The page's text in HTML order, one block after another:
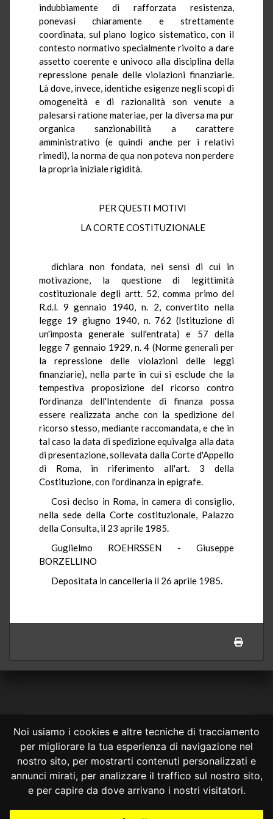
Noi usiamo i cookies e altre tecniche di tracciamento
per migliorare la tua esperienza di navigazione nel
nostro sito, per mostrarti contenuti personalizzati e
annunci mirati, per analizzare il traffico sul nostro sito,
e per capire da dove arrivano i nostri visitatori.
indubbiamente di rafforzata resistenza,
ponevasi chiaramente e strettamente
coordinata, sul piano logico sistematico, con il
contesto normativo specialmente rivolto a dare
assetto coerente e univoco alla disciplina della
repressione penale delle violazioni finanziarie.
Là dove, invece, identiche esigenze negli scopi di
omogeneità e di razionalità son venute a
palesarsi ratione materiae, per la diversa ma pur
organica sanzionabilità a carattere
amministrativo (e quindi anche per i relativi
rimedi), la norma de qua non poteva non perdere
la propria iniziale rigidità.
PER QUESTI MOTIVI
LA CORTE COSTITUZIONALE
dichiara non fondata, nei sensi di cui in
motivazione, la questione di legittimità
costituzionale degli artt. 52, comma primo del
R.d.l. 9 gennaio 1940, n. 2, convertito nella
legge 19 giugno 1940, n. 762 (Istituzione di
un'imposta generale sull'entrata) e 57 della
legge 7 gennaio 1929, n. 4 (Norme generali per
la repressione delle violazioni delle leggi
finanziarie), nella parte in cui si esclude che la
tempestiva proposizione del ricorso contro
l'ordinanza dell'Intendente di finanza possa
essere realizzata anche con la spedizione del
ricorso stesso, mediante raccomandata, e che in
tal caso la data di spedizione equivalga alla data
di presentazione, sollevata dalla Corte d'Appello
di Roma, in riferimento all'art. 3 della
Costituzione, con l'ordinanza in epigrafe.
Così deciso in Roma, in camera di consiglio,
nella sede della Corte costituzionale, Palazzo
della Consulta, il 23 aprile 1985.
Guglielmo ROEHRSSEN - Giuseppe
BORZELLINO
Depositata in cancelleria il 26 aprile 1985.
CONSULTA ONLINE DAL 1995 -NOTE LEGALI
Consulta OnLine non ha prodotto e non è responsabile per i contenuti e
le informazioni legali di siti collegati.
costituisce una relazione di consulenza legale.